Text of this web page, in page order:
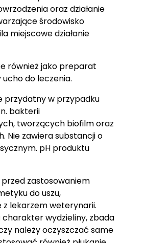
oraz działanie
środowisko
miejscowe działanie
również jako preparat
do leczenia.
przydatny w przypadku
bakterii
tworzących biofilm oraz
Nie zawiera substancji o
pH produktu
zastosowaniem
do uszu,
z lekarzem weterynarii.
charakter wydzieliny, zbada
należy oczyszczać same